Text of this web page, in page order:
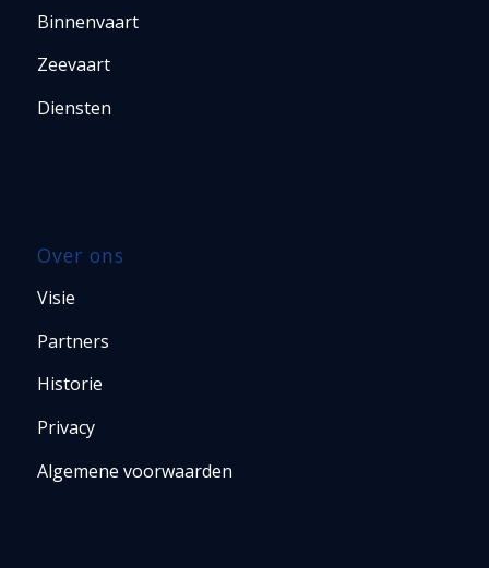
Binnenvaart
Zeevaart
Diensten
Over ons
Visie
Partners
Historie
Privacy
Algemene voorwaarden